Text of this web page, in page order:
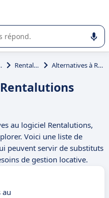
ou la sélection de
Rentalutions Alternatives à Rentalutions
au logiciel Rentalutions,
Voici une liste de
peuvent servir de substituts
de gestion locative.
au